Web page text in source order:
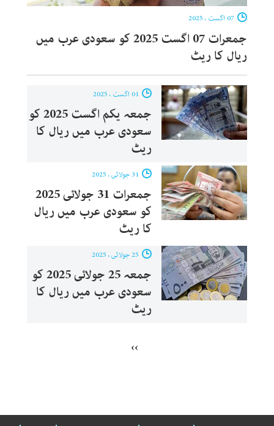
جمعرات 07 اگست 2025 کو سعودی عرب میں
ریال کا ریٹ
جمعہ یکم اگست 2025 کو
سعودی عرب میں ریال کا
ریٹ
جمعرات 31 جولائی 2025
کو سعودی عرب میں ریال
کا ریٹ
جمعہ 25 جولائی 2025 کو
سعودی عرب میں ریال کا
ریٹ
››